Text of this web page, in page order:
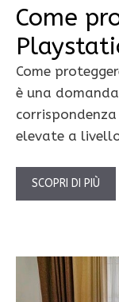
Come
Come
è una
elevate a
SCOPRI DI PIÙ